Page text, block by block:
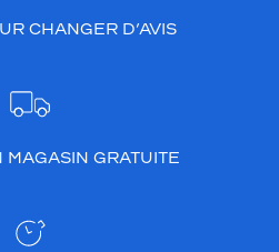
CHANGER D’AVIS
MAGASIN GRATUITE